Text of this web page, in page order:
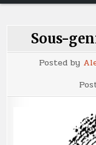
Sous-
Posted by